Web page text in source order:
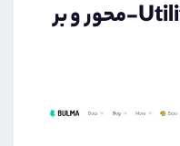
۶) Bulma — مدرن، Utility-محور و بر